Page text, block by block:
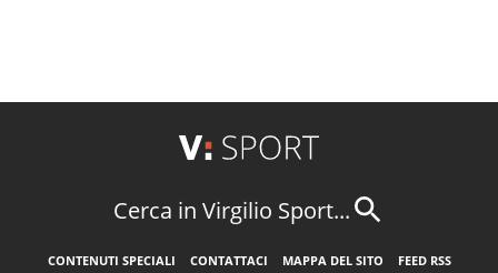
Cerca in Virgilio Sport...
CONTENUTI SPECIALI CONTATTACI MAPPA DEL SITO
FEED RSS